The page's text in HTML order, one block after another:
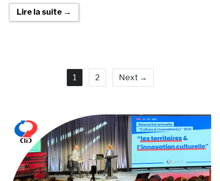
Lire la suite →
1 2 Next →